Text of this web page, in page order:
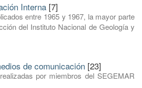
Interna [7]
entre 1965 y 1967, la mayor parte
del Instituto Nacional de Geología y
de comunicación [23]
por miembros del SEGEMAR